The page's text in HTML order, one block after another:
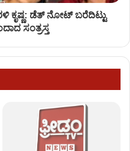
ಡೆತ್ ನೋಟ್ ಬರೆದಿಟ್ಟು
ಸಂತ್ರಸ್ತ